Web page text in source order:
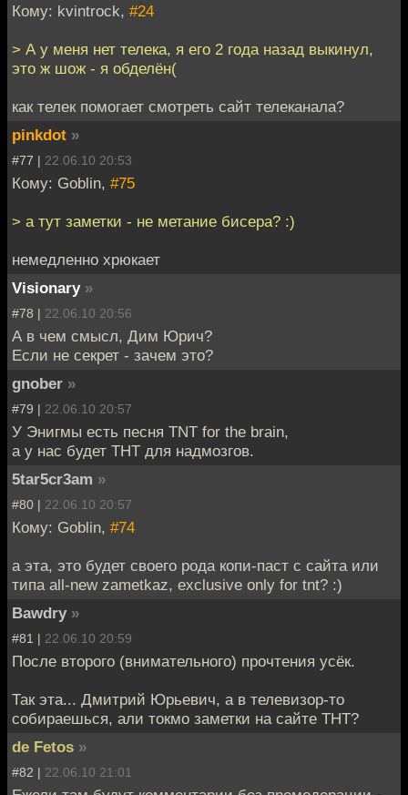
Кому: kvintrock, #24
> А у меня нет телека, я его 2 года назад выкинул,
это ж шож - я обделён(
как телек помогает смотреть сайт телеканала?
pinkdot »
#77 | 22.06.10 20:53
Кому: Goblin, #75
> а тут заметки - не метание бисера? :)
немедленно хрюкает
Visionary »
#78 | 22.06.10 20:56
А в чем смысл, Дим Юрич?
Если не секрет - зачем это?
gnober »
#79 | 22.06.10 20:57
У Энигмы есть песня TNT for the brain,
а у нас будет ТНТ для надмозгов.
5tar5cr3am »
#80 | 22.06.10 20:57
Кому: Goblin, #74
а эта, это будет своего рода копи-паст с сайта или
типа all-new zametkaz, exclusive only for tnt? :)
Bawdry »
#81 | 22.06.10 20:59
После второго (внимательного) прочтения усёк.
Так эта... Дмитрий Юрьевич, а в телевизор-то
собираешься, али токмо заметки на сайте ТНТ?
de Fetos »
#82 | 22.06.10 21:01